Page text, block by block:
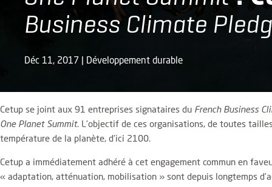
Business Climate
Déc 11, 2017 | Développement durable
Cetup se joint aux 91 entreprises signataires du French Business
One Planet Summit. L’objectif de ces organisations, de toutes
température de la planète, d’ici 2100.
Cetup a immédiatement adhéré à cet engagement commun en
« adaptation, atténuation, mobilisation » sont depuis longtemps